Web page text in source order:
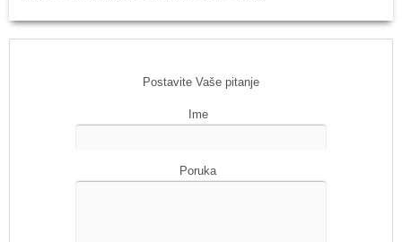
Postavite Vaše pitanje
Ime
Poruka